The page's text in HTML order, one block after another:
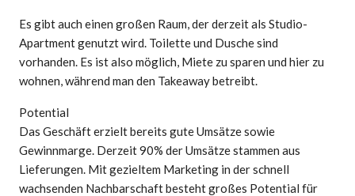
Es gibt auch einen großen Raum, der derzeit als Studio-
Apartment genutzt wird. Toilette und Dusche sind
vorhanden. Es ist also möglich, Miete zu sparen und hier zu
wohnen, während man den Takeaway betreibt.
Potential
Das Geschäft erzielt bereits gute Umsätze sowie
Gewinnmarge. Derzeit 90% der Umsätze stammen aus
Lieferungen. Mit gezieltem Marketing in der schnell
wachsenden Nachbarschaft besteht großes Potential für